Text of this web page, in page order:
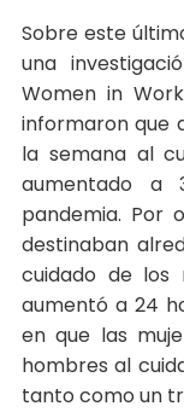
Sobre este
una
Women in
informaron que
la semana al
aumentado a
pandemia. Por
destinaban
cuidado de los
aumentó a 24
en que las
hombres al
tanto como un